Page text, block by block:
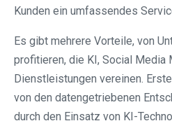
Kunden ein umfassendes
Es gibt mehrere Vorteile, von
profitieren, die KI, Social Media
Dienstleistungen vereinen.
von den datengetriebenen
durch den Einsatz von KI-